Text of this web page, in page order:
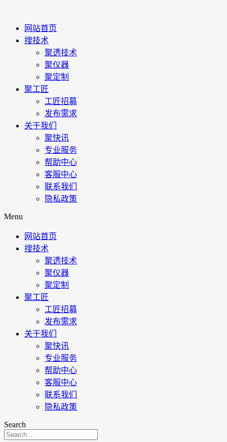
网站首页
搜技术
聚透技术
聚仪器
聚定制
聚工匠
工匠招募
发布需求
关于我们
聚快讯
专业服务
帮助中心
客服中心
联系我们
隐私政策
Menu
网站首页
搜技术
聚透技术
聚仪器
聚定制
聚工匠
工匠招募
发布需求
关于我们
聚快讯
专业服务
帮助中心
客服中心
联系我们
隐私政策
Search